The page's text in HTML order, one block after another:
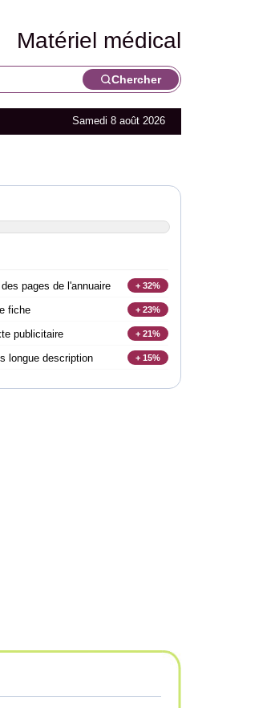
Matériel médical
Chercher
Samedi 8 août 2026
pages de l'annuaire + 32%
fiche + 23%
publicitaire + 21%
longue description + 15%